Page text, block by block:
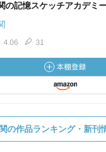
の記憶スケッチアカデミ
4.06 31
の作品ランキング・新刊